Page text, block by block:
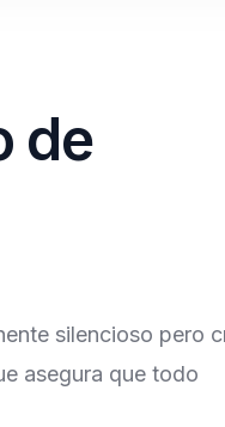
de
silencioso pero
asegura que todo